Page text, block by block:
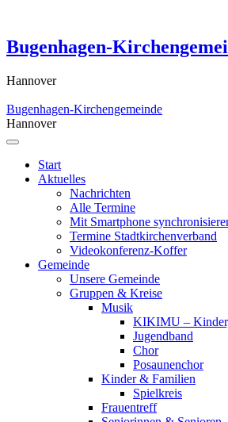
content
Bugenhagen-
Hannover
Bugenhagen-Kirchengemeinde
Hannover
Start
Aktuelles
Nachrichten
Alle Termine
Mit Smartphone
Termine Stadtkirchenverband
Videokonferenz-Koffer
Gemeinde
Unsere Gemeinde
Gruppen & Kreise
Musik
KIKIMU –
Jugendband
Chor
Posaunenchor
Kinder & Familien
Spielkreis
Frauentreff